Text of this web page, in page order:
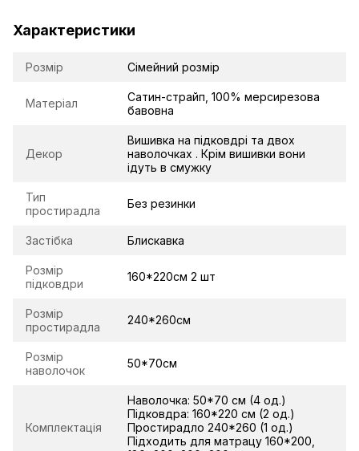
Характеристики
Розмір Сімейний розмір
Матеріал
Сатин-страйп, 100% мерсирезова
бавовна
Декор
Вишивка на підковдрі та двох
наволочках . Крім вишивки вони
ідуть в смужку
Тип
простирадла
Без резинки
Застібка Блискавка
Розмір
підковдри
160*220см 2 шт
Розмір
простирадла
240*260см
Розмір
наволочок
50*70см
Комплектація
Наволочка: 50*70 см (4 од.)
Підковдра: 160*220 см (2 од.)
Простирадло 240*260 (1 од.)
Підходить для матрацу 160*200,